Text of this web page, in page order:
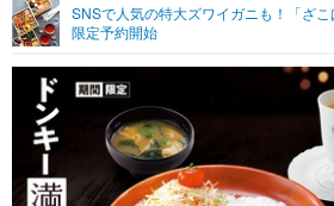
ショッピング
SNSで人気の特大ズワイガニも！「ざ
限定予約開始